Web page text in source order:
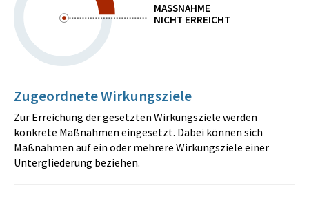
MASSNAHME
NICHT ERREICHT
Zugeordnete Wirkungsziele
Zur Erreichung der gesetzten Wirkungsziele werden
konkrete Maßnahmen eingesetzt. Dabei können sich
Maßnahmen auf ein oder mehrere Wirkungsziele einer
Untergliederung beziehen.